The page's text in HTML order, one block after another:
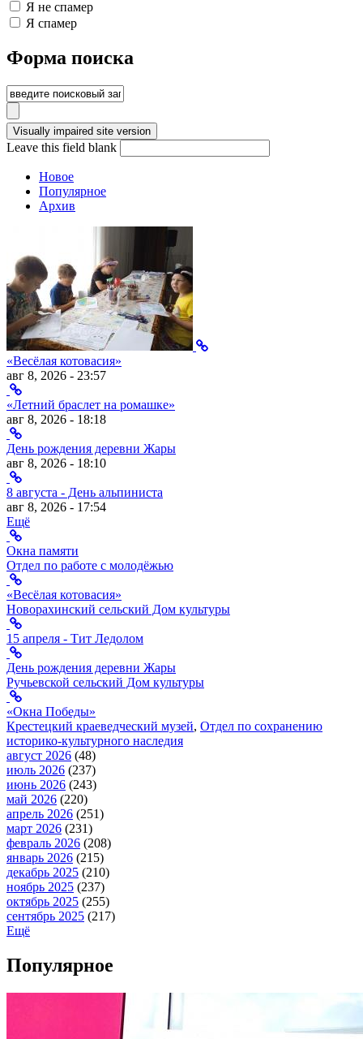
Я не спамер
Я спамер
Форма поиска
Leave this field blank
Новое
Популярное
Архив
«Весёлая котовасия»
авг 8, 2026 - 23:57
«Летний браслет на ромашке»
авг 8, 2026 - 18:18
День рождения деревни Жары
авг 8, 2026 - 18:10
8 августа - День альпиниста
авг 8, 2026 - 17:54
Ещё
Окна памяти
Отдел по работе с молодёжью
«Весёлая котовасия»
Новорахинский сельский Дом культуры
15 апреля - Тит Ледолом
День рождения деревни Жары
Ручьевской сельский Дом культуры
«Окна Победы»
Крестецкий краеведческий музей, Отдел по сохранению
историко-культурного наследия
август 2026 (48)
июль 2026 (237)
июнь 2026 (243)
май 2026 (220)
апрель 2026 (251)
март 2026 (231)
февраль 2026 (208)
январь 2026 (215)
декабрь 2025 (210)
ноябрь 2025 (237)
октябрь 2025 (255)
сентябрь 2025 (217)
Ещё
Популярное